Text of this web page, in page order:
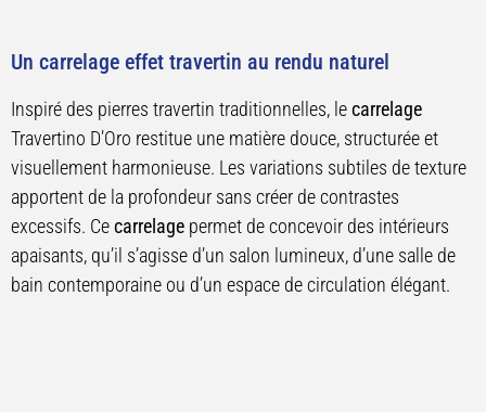
Un carrelage effet travertin au rendu naturel
Inspiré des pierres travertin traditionnelles, lecarrelage
Travertino D’Oro restitue une matière douce, structurée et
visuellement harmonieuse. Les variations subtiles de texture
apportent de la profondeur sans créer de contrastes
excessifs. Cecarrelage permet de concevoir des intérieurs
apaisants, qu’il s’agisse d’un salon lumineux, d’une salle de
bain contemporaine ou d’un espace de circulation élégant.